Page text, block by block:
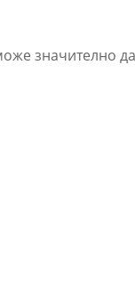
значително